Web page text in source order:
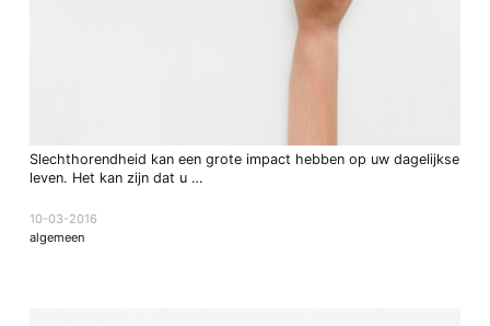
Slechthorendheid kan een grote impact hebben op uw dagelijkse
leven. Het kan zijn dat u …
10-03-2016
algemeen